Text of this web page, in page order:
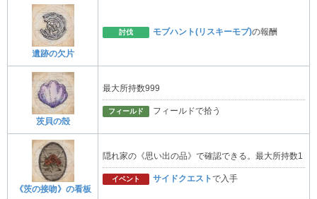
遺跡の欠片
討伐 モブハント(リスキーモブ)の報酬
茨貝の殻
最大所持数999
フィールド フィールドで拾う
《茨の接吻》の看板
隠れ家の《思い出の品》で確認できる。最大所持数1
イベント サイドクエストで入手